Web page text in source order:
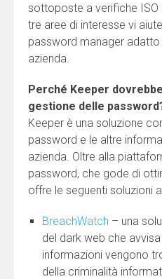
sottoposte a verifiche ISO
tre aree di interesse vi
password manager
azienda.
Perché Keeper
gestione delle
Keeper è una soluzione
password e le altre
azienda. Oltre alla
password, che gode di
offre le seguenti soluzioni
BreachWatch – una
del dark web che
informazioni vengono
della criminalità